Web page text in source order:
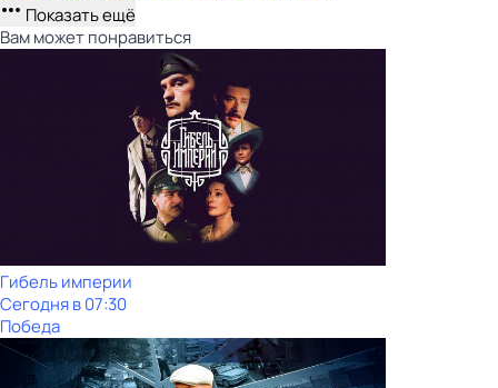
Показать ещё
Вам может понравиться
Гибель империи
Сегодня в 07:30
Победа